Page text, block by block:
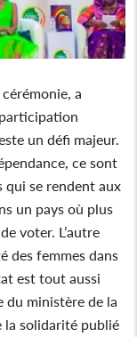
a
un défi majeur.
ce sont
qui se rendent aux
un pays où plus
voter. L’autre
des femmes dans
est tout aussi
du ministère de la
la solidarité publié